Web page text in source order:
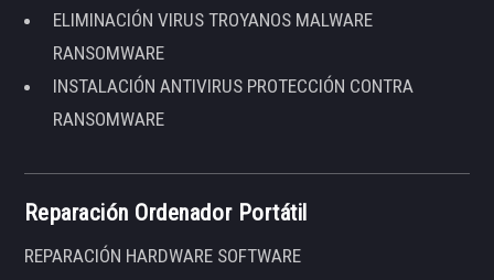
ELIMINACIÓN VIRUS TROYANOS MALWARE
RANSOMWARE
INSTALACIÓN ANTIVIRUS PROTECCIÓN CONTRA
RANSOMWARE
Reparación Ordenador Portátil
REPARACIÓN HARDWARE SOFTWARE